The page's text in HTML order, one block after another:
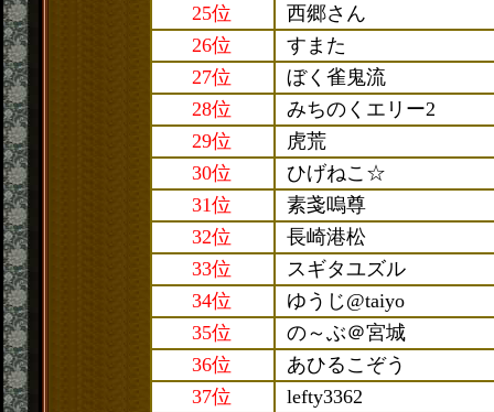
25位
西郷さん
26位
すまた
27位
ぼく雀鬼流
28位
みちのくエリー2
29位
虎荒
30位
ひげねこ☆
31位
素戔嗚尊
32位
長崎港松
33位
スギタユズル
34位
ゆうじ@taiyo
35位
の～ぶ＠宮城
36位
あひるこぞう
37位
lefty3362